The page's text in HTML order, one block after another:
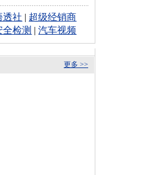
透社 | 超级经销商
全检测 |汽车视频
更多 >>